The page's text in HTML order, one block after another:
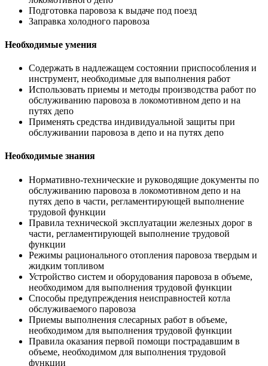
Подготовка паровоза к выдаче под поезд
Заправка холодного паровоза
Необходимые умения
Содержать в надлежащем состоянии приспособления и
инструмент, необходимые для выполнения работ
Использовать приемы и методы производства работ по
обслуживанию паровоза в локомотивном депо и на
путях депо
Применять средства индивидуальной защиты при
обслуживании паровоза в депо и на путях депо
Необходимые знания
Нормативно-технические и руководящие документы по
обслуживанию паровоза в локомотивном депо и на
путях депо в части, регламентирующей выполнение
трудовой функции
Правила технической эксплуатации железных дорог в
части, регламентирующей выполнение трудовой
функции
Режимы рационального отопления паровоза твердым и
жидким топливом
Устройство систем и оборудования паровоза в объеме,
необходимом для выполнения трудовой функции
Способы предупреждения неисправностей котла
обслуживаемого паровоза
Приемы выполнения слесарных работ в объеме,
необходимом для выполнения трудовой функции
Правила оказания первой помощи пострадавшим в
объеме, необходимом для выполнения трудовой
функции